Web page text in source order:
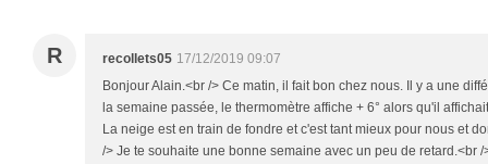
R recollets05 17/12/2019 09:07
Bonjour Alain.<br /> Ce matin, il fait bon chez nous. Il y a une
la semaine passée, le thermomètre affiche + 6° alors qu'il
La neige est en train de fondre et c'est tant mieux pour nous et
/> Je te souhaite une bonne semaine avec un peu de retard.<br